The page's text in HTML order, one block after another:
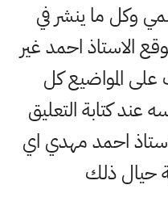
وكل ما ينشر في
الاستاذ احمد غير
المواضيع كل
كتابة التعليق
احمد مهدي اي
حيال ذلك